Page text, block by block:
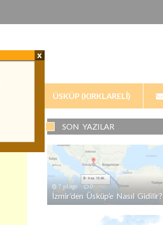
ÜSKÜP (KIRKLARELI)
SON YAZILAR
7 yıl ago 0
İzmir’den Üsküp’e Nasıl Gidilir?
x